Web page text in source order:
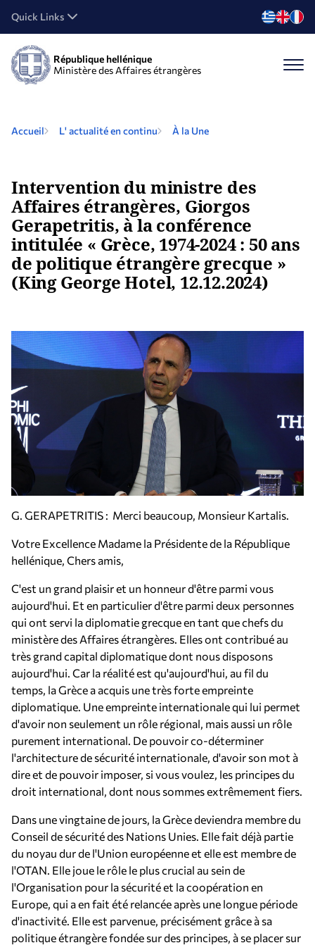
Quick Links
République hellénique
Ministère des Affaires étrangères
Accueil L' actualité en continu À la Une
Intervention du ministre des
Affaires étrangères, Giorgos
Gerapetritis, à la conférence
intitulée « Grèce, 1974-2024 : 50 ans
de politique étrangère grecque »
(King George Hotel, 12.12.2024)
G. GERAPETRITIS : Merci beaucoup, Monsieur Kartalis.
Votre Excellence Madame la Présidente de la République
hellénique, Chers amis,
C'est un grand plaisir et un honneur d'être parmi vous
aujourd'hui. Et en particulier d'être parmi deux personnes
qui ont servi la diplomatie grecque en tant que chefs du
ministère des Affaires étrangères. Elles ont contribué au
très grand capital diplomatique dont nous disposons
aujourd'hui. Car la réalité est qu'aujourd'hui, au fil du
temps, la Grèce a acquis une très forte empreinte
diplomatique. Une empreinte internationale qui lui permet
d'avoir non seulement un rôle régional, mais aussi un rôle
purement international. De pouvoir co-déterminer
l'architecture de sécurité internationale, d'avoir son mot à
dire et de pouvoir imposer, si vous voulez, les principes du
droit international, dont nous sommes extrêmement fiers.
Dans une vingtaine de jours, la Grèce deviendra membre du
Conseil de sécurité des Nations Unies. Elle fait déjà partie
du noyau dur de l'Union européenne et elle est membre de
l'OTAN. Elle joue le rôle le plus crucial au sein de
l'Organisation pour la sécurité et la coopération en
Europe, qui a en fait été relancée après une longue période
d'inactivité. Elle est parvenue, précisément grâce à sa
politique étrangère fondée sur des principes, à se placer sur